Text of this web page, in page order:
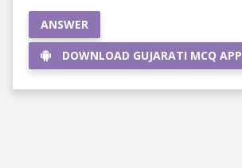
ANSWER
DOWNLOAD GUJARATI MCQ APP